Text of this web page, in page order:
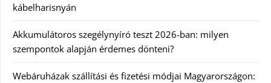
kábelharisnyán
Akkumulátoros szegélynyíró teszt 2026-ban: milyen
szempontok alapján érdemes dönteni?
Webáruházak szállítási és fizetési módjai Magyarországon: